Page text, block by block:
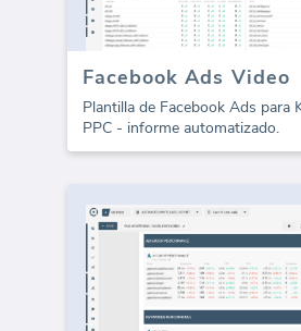
Facebook Ads Video
Plantilla de Facebook Ads para
PPC - informe automatizado.